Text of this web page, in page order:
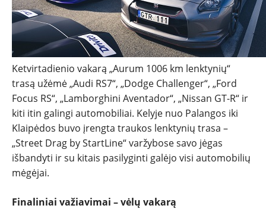
NAUJIENOS
TESTAI
NAUJI
NAUDOTI
SPORTAS
Ketvirtadienio vakarą „Aurum 1006 km lenktynių“
trasą užėmė „Audi RS7“, „Dodge Challenger“, „Ford
Focus RS“, „Lamborghini Aventador“, „Nissan GT-R“ ir
kiti itin galingi automobiliai. Kelyje nuo Palangos iki
Klaipėdos buvo įrengta traukos lenktynių trasa –
„Street Drag by StartLine“ varžybose savo jėgas
išbandyti ir su kitais pasilyginti galėjo visi automobilių
mėgėjai.
Finaliniai važiavimai – vėlų vakarą